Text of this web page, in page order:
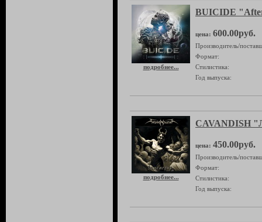
подробнее...
BUICIDE
цена: 600.00руб.
Производитель/
Формат:
Стилистика:
Год выпуска:
подробнее...
CAVANDISH
цена: 450.00руб.
Производитель/
Формат:
Стилистика:
Год выпуска: